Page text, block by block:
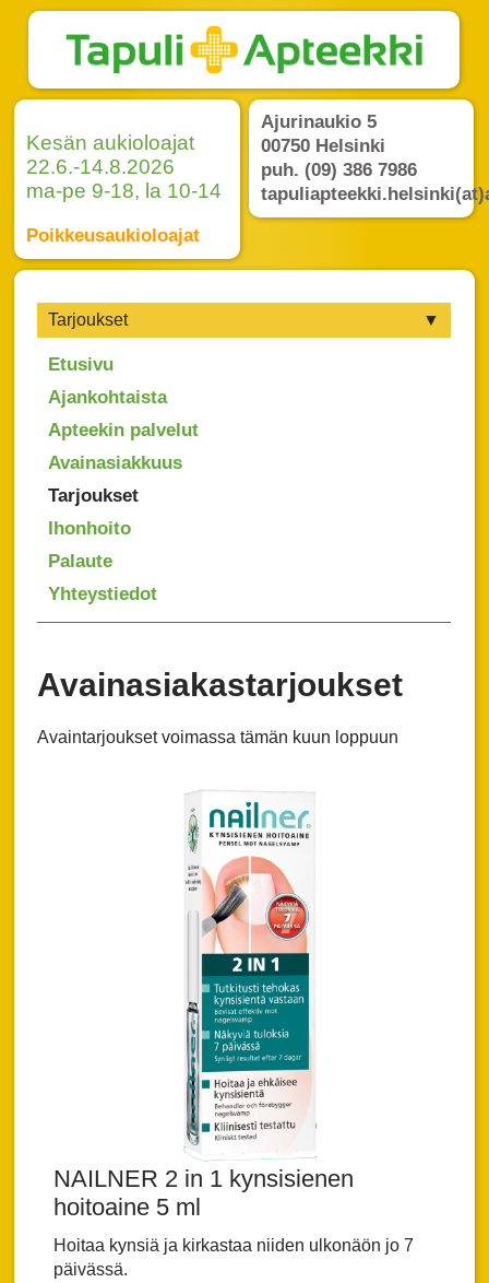
Kesän aukioloajat
22.6.-14.8.2026
ma-pe 9-18, la 10-14
Poikkeusaukioloajat
Ajurinaukio 5
00750 Helsinki
puh. (09) 386 7986
Tarjoukset
Etusivu
Ajankohtaista
Apteekin palvelut
Avainasiakkuus
Tarjoukset
Ihonhoito
Palaute
Yhteystiedot
Avainasiakastarjoukset
Avaintarjoukset voimassa tämän kuun loppuun
NAILNER 2 in 1 kynsisienen
hoitoaine 5 ml
Hoitaa kynsiä ja kirkastaa niiden ulkonäön jo 7
päivässä.